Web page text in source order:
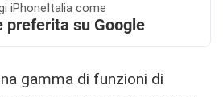
iPhoneItalia come
preferita su Google
gamma di funzioni di